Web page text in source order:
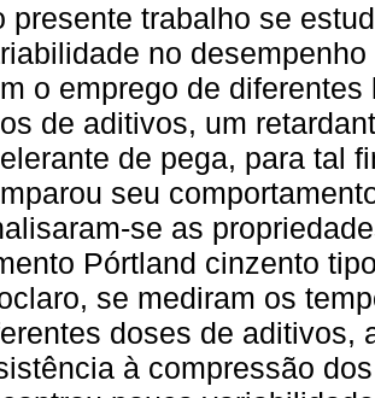
presente trabalho se
no
o emprego de diferentes
de aditivos, um
de pega, para tal
seu
se as
Pórtland cinzento
se mediram os
doses de aditivos,
à compressão